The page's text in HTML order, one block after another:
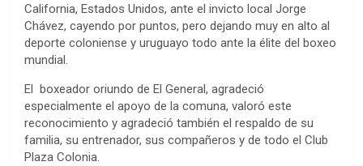
California, Estados Unidos, ante el invicto local Jorge
Chávez, cayendo por puntos, pero dejando muy en alto al
deporte coloniense y uruguayo todo ante la élite del boxeo
mundial.
El boxeador oriundo de El General, agradeció
especialmente el apoyo de la comuna, valoró este
reconocimiento y agradeció también el respaldo de su
familia, su entrenador, sus compañeros y de todo el Club
Plaza Colonia.